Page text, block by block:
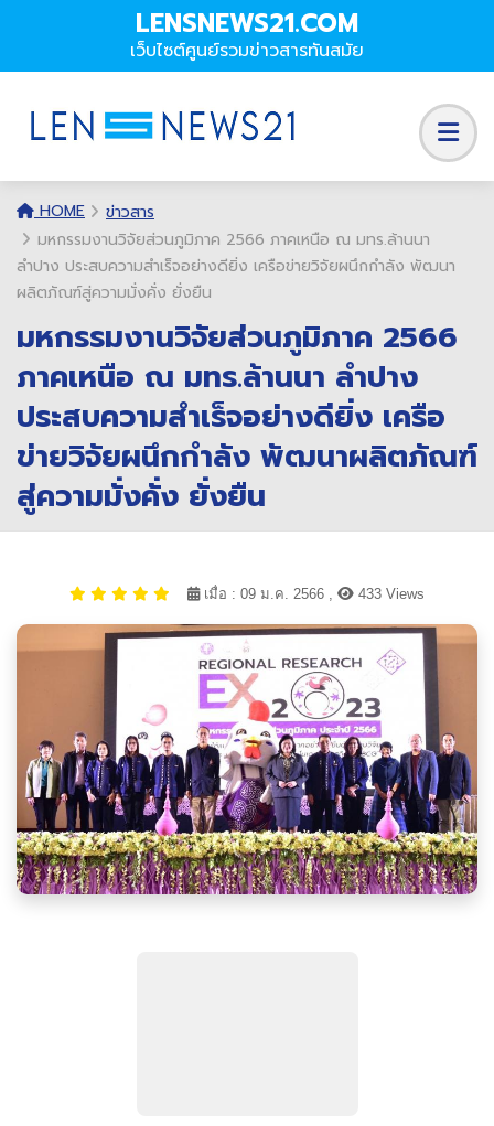
LENSNEWS21.COM
เว็บไซต์ศูนย์รวมข่าวสารทันสมัย
HOME
ข่าวสาร
มหกรรมงานวิจัยส่วนภูมิภาค 2566 ภาคเหนือ ณ มทร.ล้านนา
ลำปาง ประสบความสำเร็จอย่างดียิ่ง เครือข่ายวิจัยผนึกกำลัง พัฒนา
ผลิตภัณฑ์สู่ความมั่งคั่ง ยั่งยืน
มหกรรมงานวิจัยส่วนภูมิภาค 2566
ภาคเหนือ ณ มทร.ล้านนา ลำปาง
ประสบความสำเร็จอย่างดียิ่ง เครือ
ข่ายวิจัยผนึกกำลัง พัฒนาผลิตภัณฑ์
สู่ความมั่งคั่ง ยั่งยืน
เมื่อ : 09 ม.ค. 2566 , 433 Views